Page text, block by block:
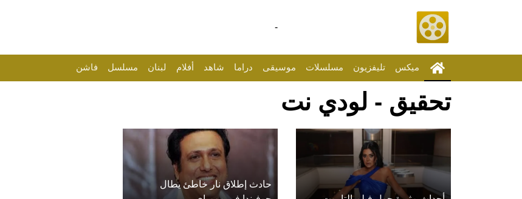
-
ميكس تليفزيون مسلسلات موسيقى دراما شاهد أفلام لبنان مسلسل فاشن
تحقيق - لودي نت
حادث إطلاق نار خاطئ يطال